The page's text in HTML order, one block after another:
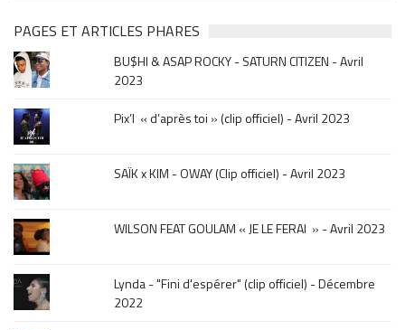
&
musique,
click
sur
le
mois
de
la
sortie
PAGES ET ARTICLES PHARES
BU$HI & ASAP ROCKY - SATURN CITIZEN - Avril
2023
Pix’l « d’après toi » (clip officiel) - Avril 2023
SAÏK x KIM - OWAY (Clip officiel) - Avril 2023
WILSON FEAT GOULAM « JE LE FERAI » - Avril 2023
Lynda - "Fini d'espérer" (clip officiel) - Décembre
2022